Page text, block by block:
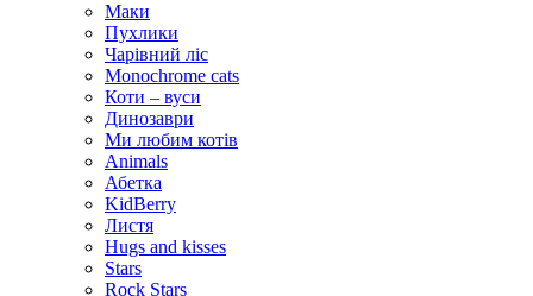
Маки
Пухлики
Чарівний ліс
Monochrome cats
Коти – вуси
Динозаври
Ми любим котів
Animals
Абетка
KidBerry
Листя
Hugs and kisses
Stars
Rock Stars